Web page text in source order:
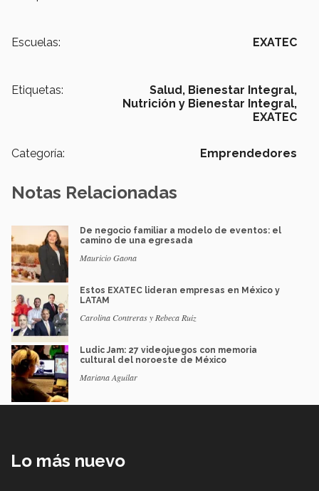
Escuelas: EXATEC
Etiquetas: Salud, Bienestar Integral,
Nutrición y Bienestar Integral,
EXATEC
Categoría: Emprendedores
Notas Relacionadas
De negocio familiar a modelo de eventos: el
camino de una egresada
Mauricio Gaona
Estos EXATEC lideran empresas en México y
LATAM
Carolina Contreras y Rebeca Ruiz
Ludic Jam: 27 videojuegos con memoria
cultural del noroeste de México
Mariana Aguilar
Lo más nuevo